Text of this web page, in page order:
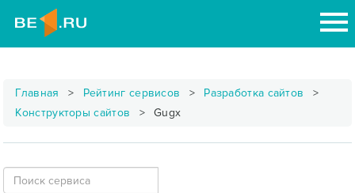
Главная Рейтинг сервисов
Разработка сайтов
Конструкторы сайтов
Gugx